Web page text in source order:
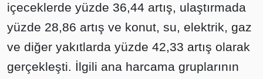
içeceklerde yüzde 36,44 artış, ulaştırmada
yüzde 28,86 artış ve konut, su, elektrik, gaz
ve diğer yakıtlarda yüzde 42,33 artış olarak
gerçekleşti. İlgili ana harcama gruplarının